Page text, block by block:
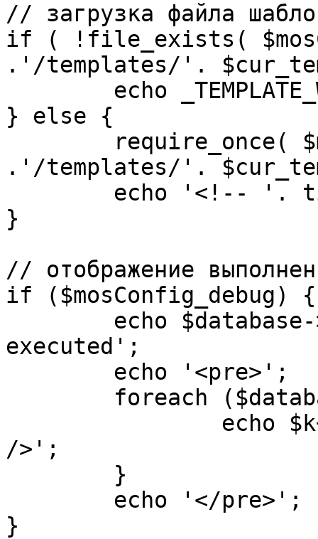
// загрузка файла
if ( !file_exists(
.'/templates/'.
} else {
.'/templates/'.
}
// отображение
if ($mosConfig_debug) {
executed';
/>';
}